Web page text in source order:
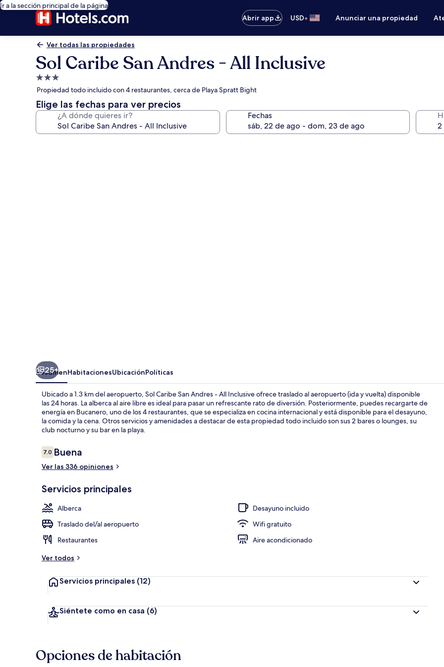
Ir a la sección principal de la página
Abrir app
USD• Anunciar una propiedad
Ver todas las propiedades
Sol Caribe San Andres - All Inclusive
Propiedad
de
3.0
estrellas
Propiedad todo incluido con 4 restaurantes, cerca de Playa Spratt Bight
Elige las fechas para ver precios
¿A dónde quieres ir? Fechas
4
25+
ResumenHabitacionesUbicaciónPolíticas
Ubicado a 1.3 km del aeropuerto, Sol Caribe San Andres - All Inclusive ofrece traslado al aeropuerto (ida y vuelta) disponible
las 24 horas. La alberca al aire libre es ideal para pasar un refrescante rato de diversión. Posteriormente, puedes recargarte de
energía en Bucanero, uno de los 4 restaurantes, que se especializa en cocina internacional y está disponible para el desayuno,
la comida y la cena. Otros servicios y amenidades a destacar de esta propiedad todo incluido son sus 2 bares o lounges, su
club nocturno y su bar en la playa.
Opiniones
7.07.0 de 10,
Buena
Ver las 336 opiniones
Servicios principales
Alberca
Desayuno incluido
Traslado del/al aeropuerto
Wifi gratuito
Restaurantes
Aire acondicionado
Ver todos
Servicios principales (12)
Siéntete como en casa (6)
Opciones de habitación